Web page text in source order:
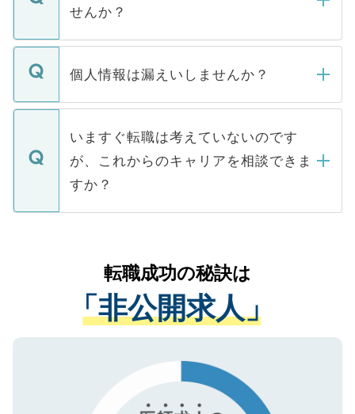
けない「非公開求人」です。非公開求人は
下記の理由によって、一般には公開してい
ません。
■応募殺到を避けるため 人気のある医療機
関を公にしてしまうと、応募が殺到する場
に、医療機関が求める条件に合った人材の
みを人材紹介会社に依頼するケースが増え
ています。
せんか？
転職・入職を強要することは一切ありませ
ん。また、仮に応募先から内定をいただい
定を承諾する必要はありません。内定先へ
の辞退の連絡はキャリアパートナーが行い
個人情報は漏えいしませんか？
個人情報が漏えいすることはありませんの
で、ご安心ください。当サイトからの登録
などで収集したご登録者様の個人情報は、
ご本人のキャリアアップおよび転職活動の
支援を目的に使用いたします。お預かりし
ているすべての個人データはご本人の許可
は、個人情報の取り扱いについての厳密な
管理基準を満たした事業者のみに付与され
る、プライバシーマークを取得済みです。
で、機密保持に関してもご安心ください。
いますぐ転職は考えていないのです
が、これからのキャリアを相談できま
すか？
かがいして、現在の医療機関の状況や紹介
経験をまじえながら、適切なアドバイスを
させていただきます。すぐにご転職をされ
ない方には、長期的なサポートが可能です
ので、まずはご登録ください。
転職成功の秘訣は
「非公開求人」